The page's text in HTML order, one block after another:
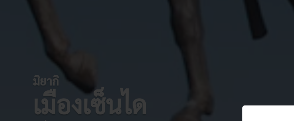
มิยากิ
เมืองเซ็นได